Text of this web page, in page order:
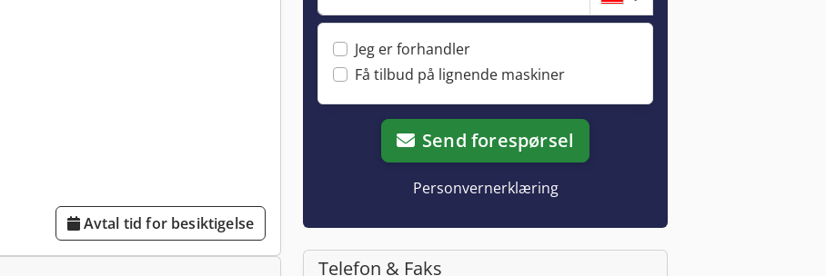
Avtal tid for besiktigelse
Jeg er forhandler
Få tilbud på lignende maskiner
Send forespørsel
Personvernerklæring
Telefon & Faks